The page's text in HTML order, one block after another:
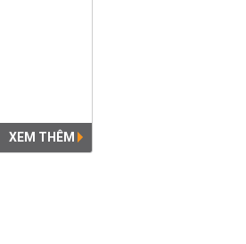
XEM THÊM